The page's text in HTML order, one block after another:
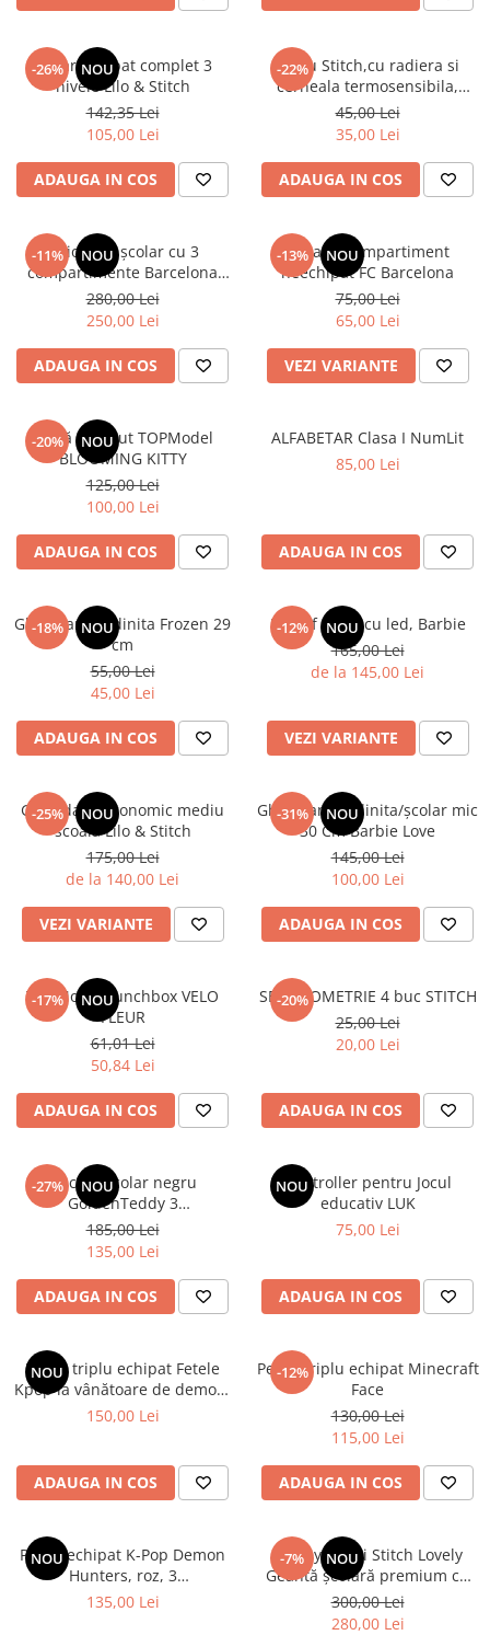
-26% NOU
Penar echipat complet 3
nivele Lilo & Stitch
142,35 Lei
105,00 Lei
ADAUGA IN COS
-22%
Stilou Stitch,cu radiera si
cerneala termosensibila,
pastel
45,00 Lei
35,00 Lei
ADAUGA IN COS
-11% NOU
Ghiozdan școlar cu 3
compartimente Barcelona
AB340 Astrabag albastru/rosu
280,00 Lei
250,00 Lei
ADAUGA IN COS
-13% NOU
Penar 1 compartiment
neechipat FC Barcelona
75,00 Lei
65,00 Lei
VEZI VARIANTE
-20% NOU
Sticlă de băut TOPModel
BLOOMING KITTY
125,00 Lei
100,00 Lei
ADAUGA IN COS
ALFABETAR Clasa I NumLit
85,00 Lei
ADAUGA IN COS
-18% NOU
Ghiozdan gradinita Frozen 29
cm
55,00 Lei
45,00 Lei
ADAUGA IN COS
-12% NOU
Pantof sport cu led, Barbie
165,00 Lei
de la 145,00 Lei
VEZI VARIANTE
-25% NOU
Ghiozdan ergonomic mediu
scoala Lilo & Stitch
175,00 Lei
de la 140,00 Lei
VEZI VARIANTE
-31% NOU
Ghiozdan gradinita/școlar mic
30 Cm Barbie Love
145,00 Lei
100,00 Lei
ADAUGA IN COS
-17% NOU
TOPModel Lunchbox VELO
FLEUR
61,01 Lei
50,84 Lei
ADAUGA IN COS
-20%
SET GEOMETRIE 4 buc STITCH
25,00 Lei
20,00 Lei
ADAUGA IN COS
-27% NOU
Rucsac școlar negru
GoldenTeddy 3
compartimente Astra
185,00 Lei
135,00 Lei
ADAUGA IN COS
NOU
Controller pentru Jocul
educativ LUK
75,00 Lei
ADAUGA IN COS
NOU
Penar triplu echipat Fetele
Kpop la vânătoare de demoni
Energy
150,00 Lei
ADAUGA IN COS
-12%
Penar triplu echipat Minecraft
Face
130,00 Lei
115,00 Lei
ADAUGA IN COS
NOU
Penar echipat K-Pop Demon
Hunters, roz, 3
compartimente
135,00 Lei
-7% NOU
Disney Lilo și Stitch Lovely
Geantă școlară premium cu
roți, 44 cm
300,00 Lei
280,00 Lei